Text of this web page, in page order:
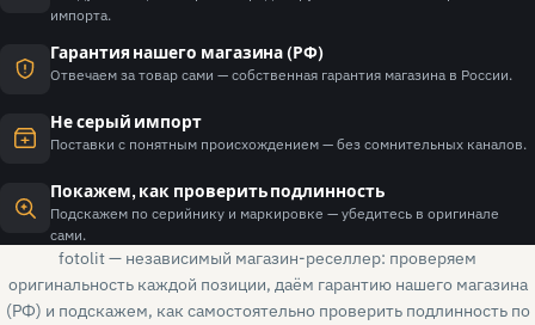
импорта.
Гарантия нашего магазина (РФ)
Отвечаем за товар сами — собственная гарантия магазина в России.
Не серый импорт
Поставки с понятным происхождением — без сомнительных каналов.
Покажем, как проверить подлинность
Подскажем по серийнику и маркировке — убедитесь в оригинале
сами.
fotolit — независимый магазин-реселлер: проверяем
оригинальность каждой позиции, даём гарантию нашего магазина
(РФ) и подскажем, как самостоятельно проверить подлинность по